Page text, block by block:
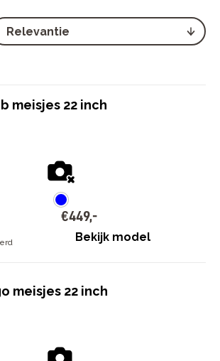
meisjes 22 inch
€449,-
Bekijk model
meisjes 22 inch